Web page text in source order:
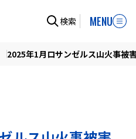
検索 MENU
2025年1月ロサンゼルス山火事被